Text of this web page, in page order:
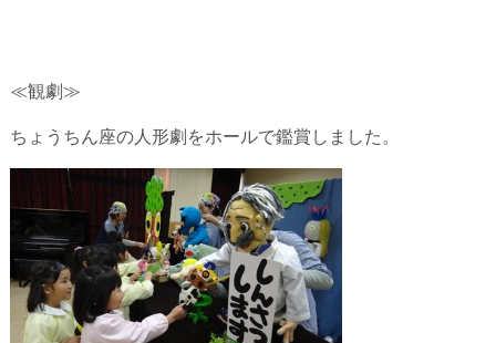
≪観劇≫
ちょうちん座の人形劇をホールで鑑賞しました。